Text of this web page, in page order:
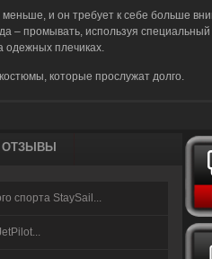
и он требует к себе больше
– промывать, используя
одежных плечиках.
которые прослужат долго.
ОТЗЫВЫ
спорта StaySail...